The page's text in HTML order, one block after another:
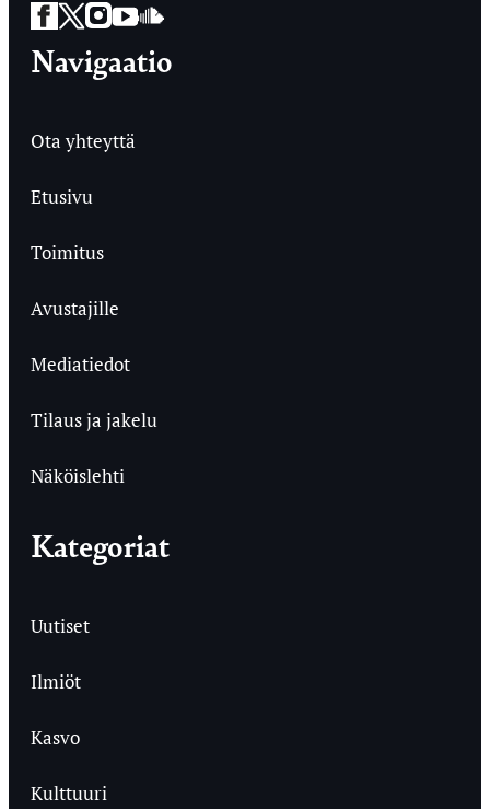
Facebook
Twitter
Instagram
YouTube
SoundCloud
Navigaatio
Ota yhteyttä
Etusivu
Toimitus
Avustajille
Mediatiedot
Tilaus ja jakelu
Näköislehti
Kategoriat
Uutiset
Ilmiöt
Kasvo
Kulttuuri